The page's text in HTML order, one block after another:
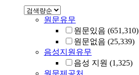
원문유무
원문있음 (651,310)
원문없음 (25,339)
음성지원유무
음성 지원 (1,325)
원문제공처